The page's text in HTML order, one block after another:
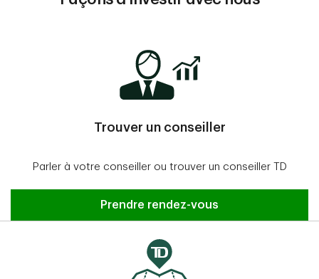
Trouver un conseiller
Parler à votre conseiller ou trouver un conseiller TD
Prendre rendez-vous